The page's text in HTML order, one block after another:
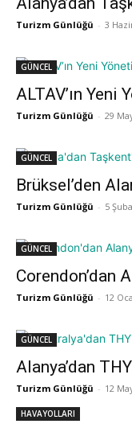
Turizm Günlüğü - 3
GÜNCEL
ALTAV’ın
Turizm Günlüğü - 29
GÜNCEL
Brüksel’den
Turizm Günlüğü - 5
GÜNCEL
Corendon’dan
Turizm Günlüğü - 12
GÜNCEL
Alanya’dan
Turizm Günlüğü - 12
HAVAYOLLARI